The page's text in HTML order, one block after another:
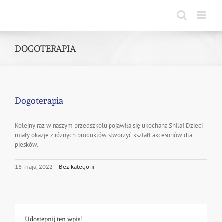
DOGOTERAPIA
Dogoterapia
Kolejny raz w naszym przedszkolu pojawiła się ukochana Shila! Dzieci
miały okazje z różnych produktów stworzyć kształt akcesoriów dla
piesków.
18 maja, 2022 | Bez kategorii
Udostępnij ten wpis!